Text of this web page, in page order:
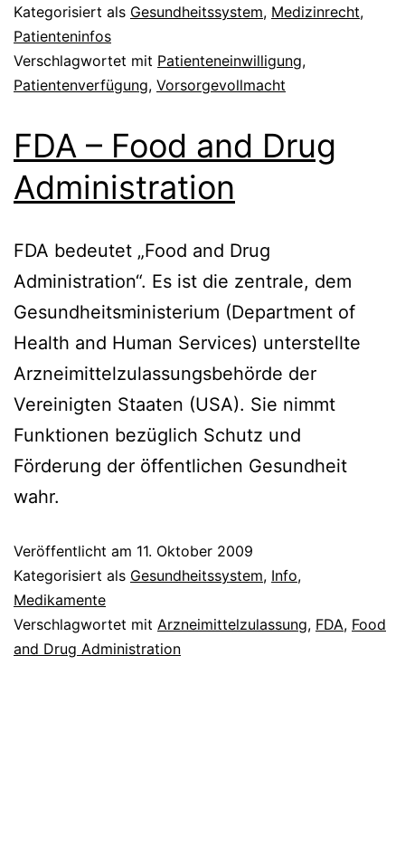
Kategorisiert als Gesundheitssystem, Medizinrecht,
Patienteninfos
Verschlagwortet mit Patienteneinwilligung,
Patientenverfügung, Vorsorgevollmacht
FDA – Food and Drug
Administration
FDA bedeutet „Food and Drug
Administration“. Es ist die zentrale, dem
Gesundheitsministerium (Department of
Health and Human Services) unterstellte
Arzneimittelzulassungsbehörde der
Vereinigten Staaten (USA). Sie nimmt
Funktionen bezüglich Schutz und
Förderung der öffentlichen Gesundheit
wahr.
Veröffentlicht am 11. Oktober 2009
Kategorisiert als Gesundheitssystem, Info,
Medikamente
Verschlagwortet mit Arzneimittelzulassung, FDA, Food
and Drug Administration